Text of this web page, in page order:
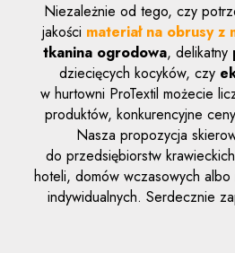
Niezależnie od tego, czy
jakości materiał na obrusy z
tkanina ogrodowa, delikatny
dziecięcych kocyków, czy
w hurtowni ProTextil możecie
produktów, konkurencyjne
Nasza propozycja
do przedsiębiorstw
hoteli, domów wczasowych
indywidualnych. Serdecznie